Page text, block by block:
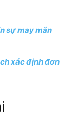
sự may mắn
xác định đơn